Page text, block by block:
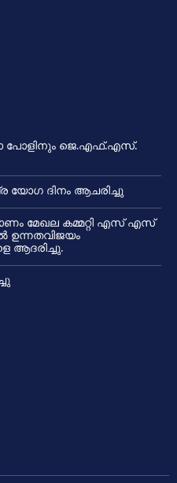
പോളിനും ജെ.എഫ്.എസ്.
യോഗ ദിനം ആചരിച്ചു
മേഖല കമ്മറ്റി എസ് എസ്
ഉന്നതവിജയം
ആദരിച്ചു.